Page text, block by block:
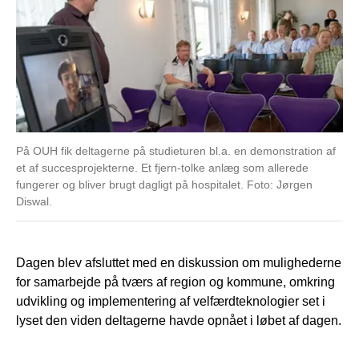
På OUH fik deltagerne på studieturen bl.a. en demonstration af
et af succesprojekterne. Et fjern-tolke anlæg som allerede
fungerer og bliver brugt dagligt på hospitalet. Foto: Jørgen
Diswal.
Dagen blev afsluttet med en diskussion om mulighederne
for samarbejde på tværs af region og kommune, omkring
udvikling og implementering af velfærdteknologier set i
lyset den viden deltagerne havde opnået i løbet af dagen.